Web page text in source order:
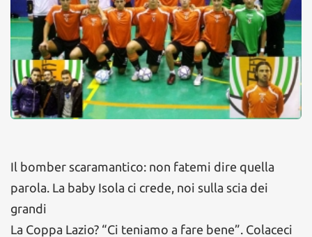
Il bomber scaramantico: non fatemi dire quella
parola. La baby Isola ci crede, noi sulla scia dei
grandi
La Coppa Lazio? “Ci teniamo a fare bene”. Colaceci